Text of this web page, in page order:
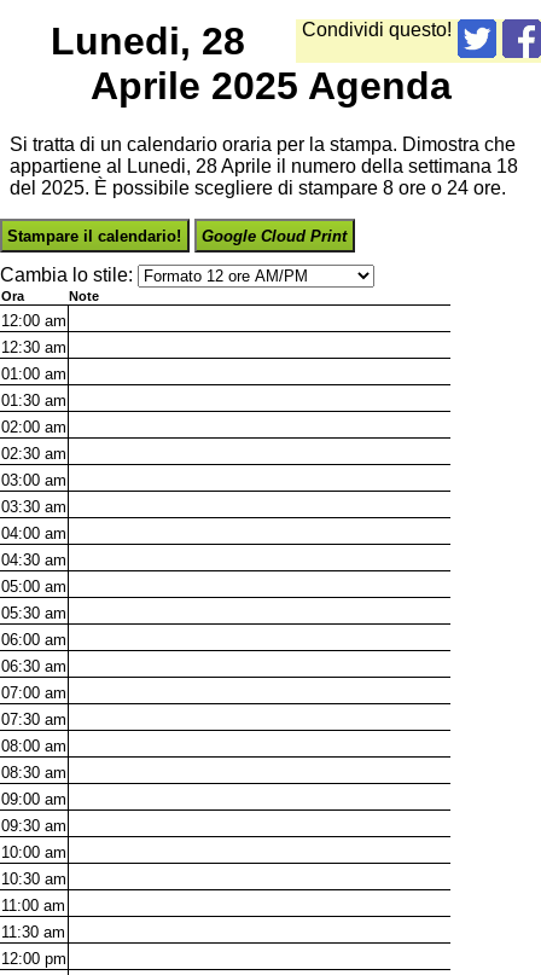
Condividi questo!
Lunedi, 28
Aprile 2025 Agenda
Si tratta di un calendario oraria per la stampa. Dimostra che
appartiene al Lunedi, 28 Aprile il numero della settimana 18
del 2025. È possibile scegliere di stampare 8 ore o 24 ore.
Stampare il calendario! Google Cloud Print
Cambia lo stile:
Ora Note
12:00 am
12:30 am
01:00 am
01:30 am
02:00 am
02:30 am
03:00 am
03:30 am
04:00 am
04:30 am
05:00 am
05:30 am
06:00 am
06:30 am
07:00 am
07:30 am
08:00 am
08:30 am
09:00 am
09:30 am
10:00 am
10:30 am
11:00 am
11:30 am
12:00 pm